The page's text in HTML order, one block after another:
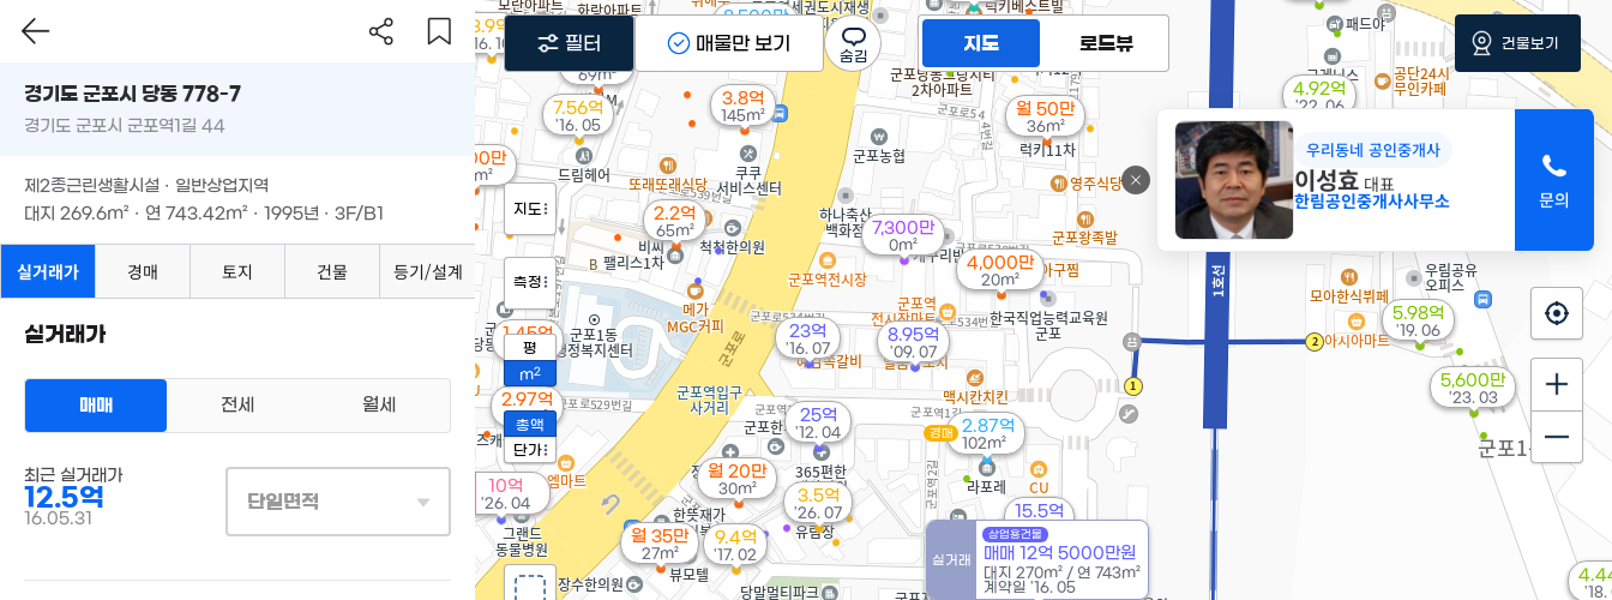
2.87억
102m²
경매
월 50만
36m²
3.5억
'26. 07
월 35만
27m²
10억
'26. 04
월 20만
30m²
9,000만
40m²
3.8억
145m²
2.97억
113m²
1.45억
39m²
4,000만
20m²
8,500만
31m²
15.5억
'24. 08
5,600만
'23. 03
4.92억
'22. 06
2.2억
65m²
69m²
345m²
5.98억
'19. 06
15.95억
'18.
9.4억
'17. 02
3.9억
'16. 10
7,300만
0m²
23억
'16. 07
실거래
상업용건물
매매 12억 5000만원
대지 270m² / 연 743m²
계약일 '16. 05
7.56억
'16. 05
25억
'12. 04
8.95억
'09. 07
우리동네 공인중개사
이성효 대표
한림공인중개사사무소
지도 로드뷰
지도
측정
평
m2
총액
단가
필터 매물만 보기 건물보기
경기도 군포시 당동 778-7
경기도 군포시 군포역1길 44
제2종근린생활시설 · 일반상업지역
대지 269.6m² · 연 743.42m² · 1995년 · 3F/B1
실거래가 경매 토지 건물 등기/설계
실거래가
매매 전세 월세
최근 실거래가
12.5억
16.05.31
단일면적